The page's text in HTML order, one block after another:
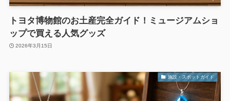
トヨタ博物館のお土産完全ガイド！ミュージアムショ
ップで買える人気グッズ
2026年3月15日
施設・スポットガイド